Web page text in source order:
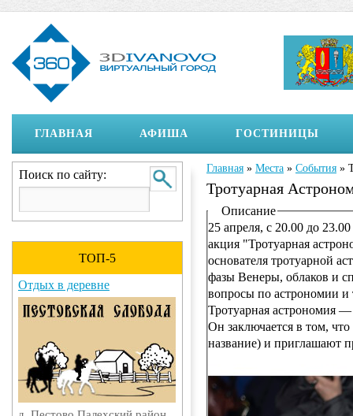
ГЛАВНАЯ АФИША ГОСТИНИЦЫ
Вы здесь
Главная » Места » События »
Тротуарная
Отображение на
Описание
25 апреля, с 20.00 до
акция "Тротуарная
основателя тротуарной
фазы Венеры, облаков и
вопросы по астрономии и
Тротуарная астрономия
Он заключается в том,
название) и приглашают
Поиск по сайту:
ТОП-5
Отдых в деревне